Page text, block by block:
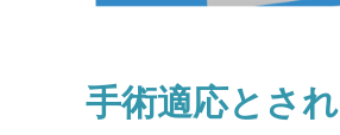
手術適応とさ